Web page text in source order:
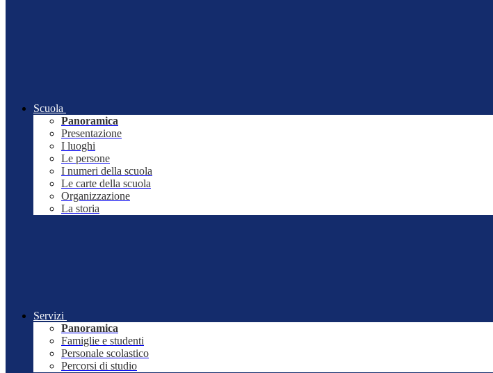
Scuola
Panoramica
Presentazione
I luoghi
Le persone
I numeri della scuola
Le carte della scuola
Organizzazione
La storia
Servizi
Panoramica
Famiglie e studenti
Personale scolastico
Percorsi di studio